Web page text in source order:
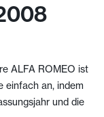
ALFA ROMEO ist
einfach an, indem
und die